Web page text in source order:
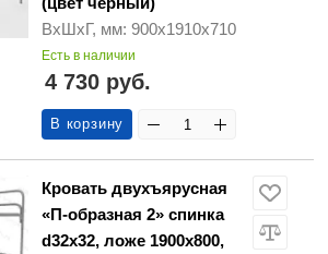
ВхШхГ, мм: 900х1910х710
Есть в наличии
4 730 руб.
В корзину
Кровать двухъярусная
«П-образная 2» спинка
d32х32, ложе 1900х800,